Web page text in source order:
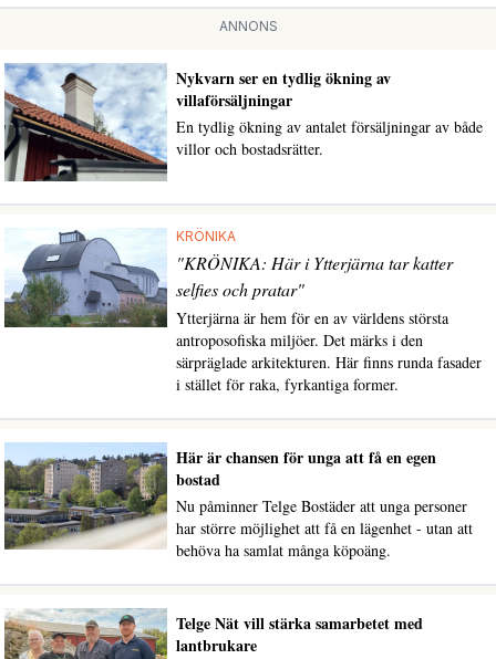
ANNONS
Nykvarn ser en tydlig ökning av
villaförsäljningar
En tydlig ökning av antalet försäljningar av både
villor och bostadsrätter.
KRÖNIKA
"KRÖNIKA: Här i Ytterjärna tar katter
selfies och pratar"
Ytterjärna är hem för en av världens största
antroposofiska miljöer. Det märks i den
särpräglade arkitekturen. Här finns runda fasader
i stället för raka, fyrkantiga former.
Här är chansen för unga att få en egen
bostad
Nu påminner Telge Bostäder att unga personer
har större möjlighet att få en lägenhet - utan att
behöva ha samlat många köpoäng.
Telge Nät vill stärka samarbetet med
lantbrukare